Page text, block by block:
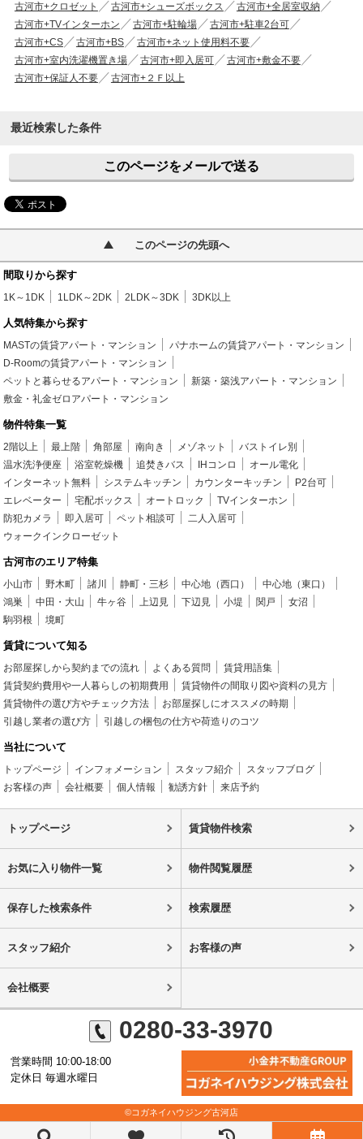
古河市+クロゼット
古河市+シューズボックス
古河市+全居室収納
古河市+TVインターホン
古河市+駐輪場
古河市+駐車2台可
古河市+CS
古河市+BS
古河市+ネット使用料不要
古河市+室内洗濯機置き場
古河市+即入居可
古河市+敷金不要
古河市+保証人不要
古河市+２Ｆ以上
最近検索した条件
このページをメールで送る
このページの先頭へ
間取りから探す
1K～1DK 1LDK～2DK 2LDK～3DK 3DK以上
人気特集から探す
MASTの賃貸アパート・マンション
パナホームの賃貸アパート・マンション
D-Roomの賃貸アパート・マンション
ペットと暮らせるアパート・マンション
新築・築浅アパート・マンション
敷金・礼金ゼロアパート・マンション
物件特集一覧
2階以上 最上階 角部屋 南向き メゾネット
バストイレ別
温水洗浄便座
浴室乾燥機 追焚きバス IHコンロ
オール電化
インターネット無料
システムキッチン カウンターキッチン
P2台可
エレベーター
宅配ボックス オートロック
TVインターホン
防犯カメラ
即入居可 ペット相談可
二人入居可
ウォークインクローゼット
古河市のエリア特集
小山市 野木町 諸川 静町・三杉 中心地（西口）
中心地（東口）
鴻巣
中田・大山 牛ヶ谷 上辺見 下辺見 小堤 関戸
女沼
駒羽根
境町
賃貸について知る
お部屋探しから契約までの流れ よくある質問
賃貸用語集
賃貸契約費用や一人暮らしの初期費用
賃貸物件の間取り図や資料の見方
賃貸物件の選び方やチェック方法
お部屋探しにオススメの時期
引越し業者の選び方
引越しの梱包の仕方や荷造りのコツ
当社について
トップページ インフォメーション スタッフ紹介
スタッフブログ
お客様の声
会社概要 個人情報 勧誘方針 来店予約
トップページ 賃貸物件検索
お気に入り物件一覧 物件閲覧履歴
保存した検索条件 検索履歴
スタッフ紹介 お客様の声
会社概要
0280-33-3970
営業時間 10:00-18:00
定休日 毎週水曜日
©コガネイハウジング古河店